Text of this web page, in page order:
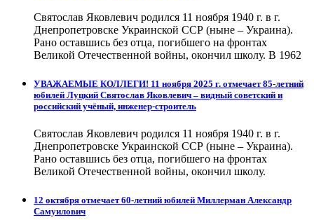
Святослав Яковлевич родился 11 ноября 1940 г. в г.
Днепропетровске Украинской ССР (ныне – Украина).
Рано оставшись без отца, погибшего на фронтах
Великой Отечественной войны, окончил школу. В 1962
УВАЖАЕМЫЕ КОЛЛЕГИ! 11 ноября 2025 г. отмечает 85-летний
юбилей Луцкий Святослав Яковлевич – видный советский и
российский учёный, инженер-строитель
Святослав Яковлевич родился 11 ноября 1940 г. в г.
Днепропетровске Украинской ССР (ныне – Украина).
Рано оставшись без отца, погибшего на фронтах
Великой Отечественной войны, окончил школу.
12 октября отмечает 60-летний юбилей Миллерман Александр
Самуилович